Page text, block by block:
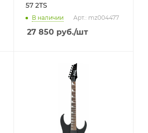
57 2TS
В наличии Арт.: mz004477
27 850руб./шт